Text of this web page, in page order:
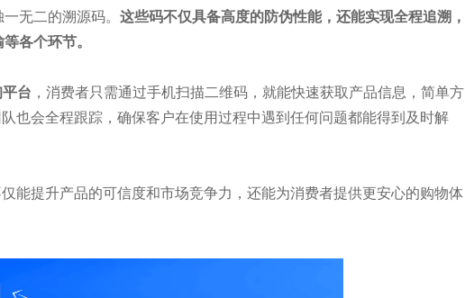
无二的溯源码。 这些码不仅具备高度的防伪性能，还能实现全程追溯，
各个环节。
台 ，消费者只需通过手机扫描二维码，就能快速获取产品信息，简单方
也会全程跟踪，确保客户在使用过程中遇到任何问题都能得到及时解
能提升产品的可信度和市场竞争力，还能为消费者提供更安心的购物体